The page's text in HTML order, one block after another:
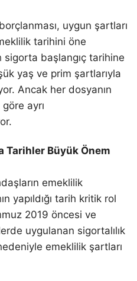
uygun şartları
tarihini öne
sigorta başlangıç tarihine
yaş ve prim şartlarıyla
Ancak her dosyanın
ayrı
Tarihler Büyük Önem
emeklilik
yapıldığı tarih kritik rol
2019 öncesi ve
uygulanan sigortalılık
emeklilik şartları